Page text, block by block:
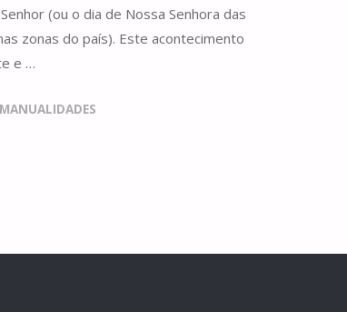
(ou o dia de Nossa Senhora das
zonas do país). Este acontecimento
e …
MANUALIDADES